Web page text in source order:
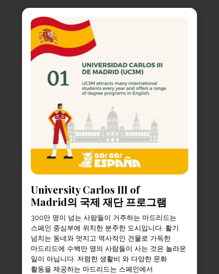
University Carlos III of
Madrid의 국제 재단 프로그램
300만 명이 넘는 사람들이 거주하는 마드리드는
스페인 중심부에 위치한 분주한 도시입니다. 활기
넘치는 동네와 멋지고 역사적인 건물로 가득한
마드리드에 수백만 명의 사람들이 사는 것은 놀라운
일이 아닙니다. 저렴한 생활비 와 다양한 문화
활동을 제공하는 마드리드는 스페인에서